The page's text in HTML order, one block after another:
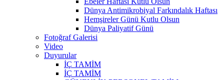
Dünya Antimikrobiyal Farkındalık Haftası
Hemşireler Günü Kutlu Olsun
Dünya Paliyatif Günü
Fotoğraf Galerisi
Video
Duyurular
İÇ TAMİM
İÇ TAMİM